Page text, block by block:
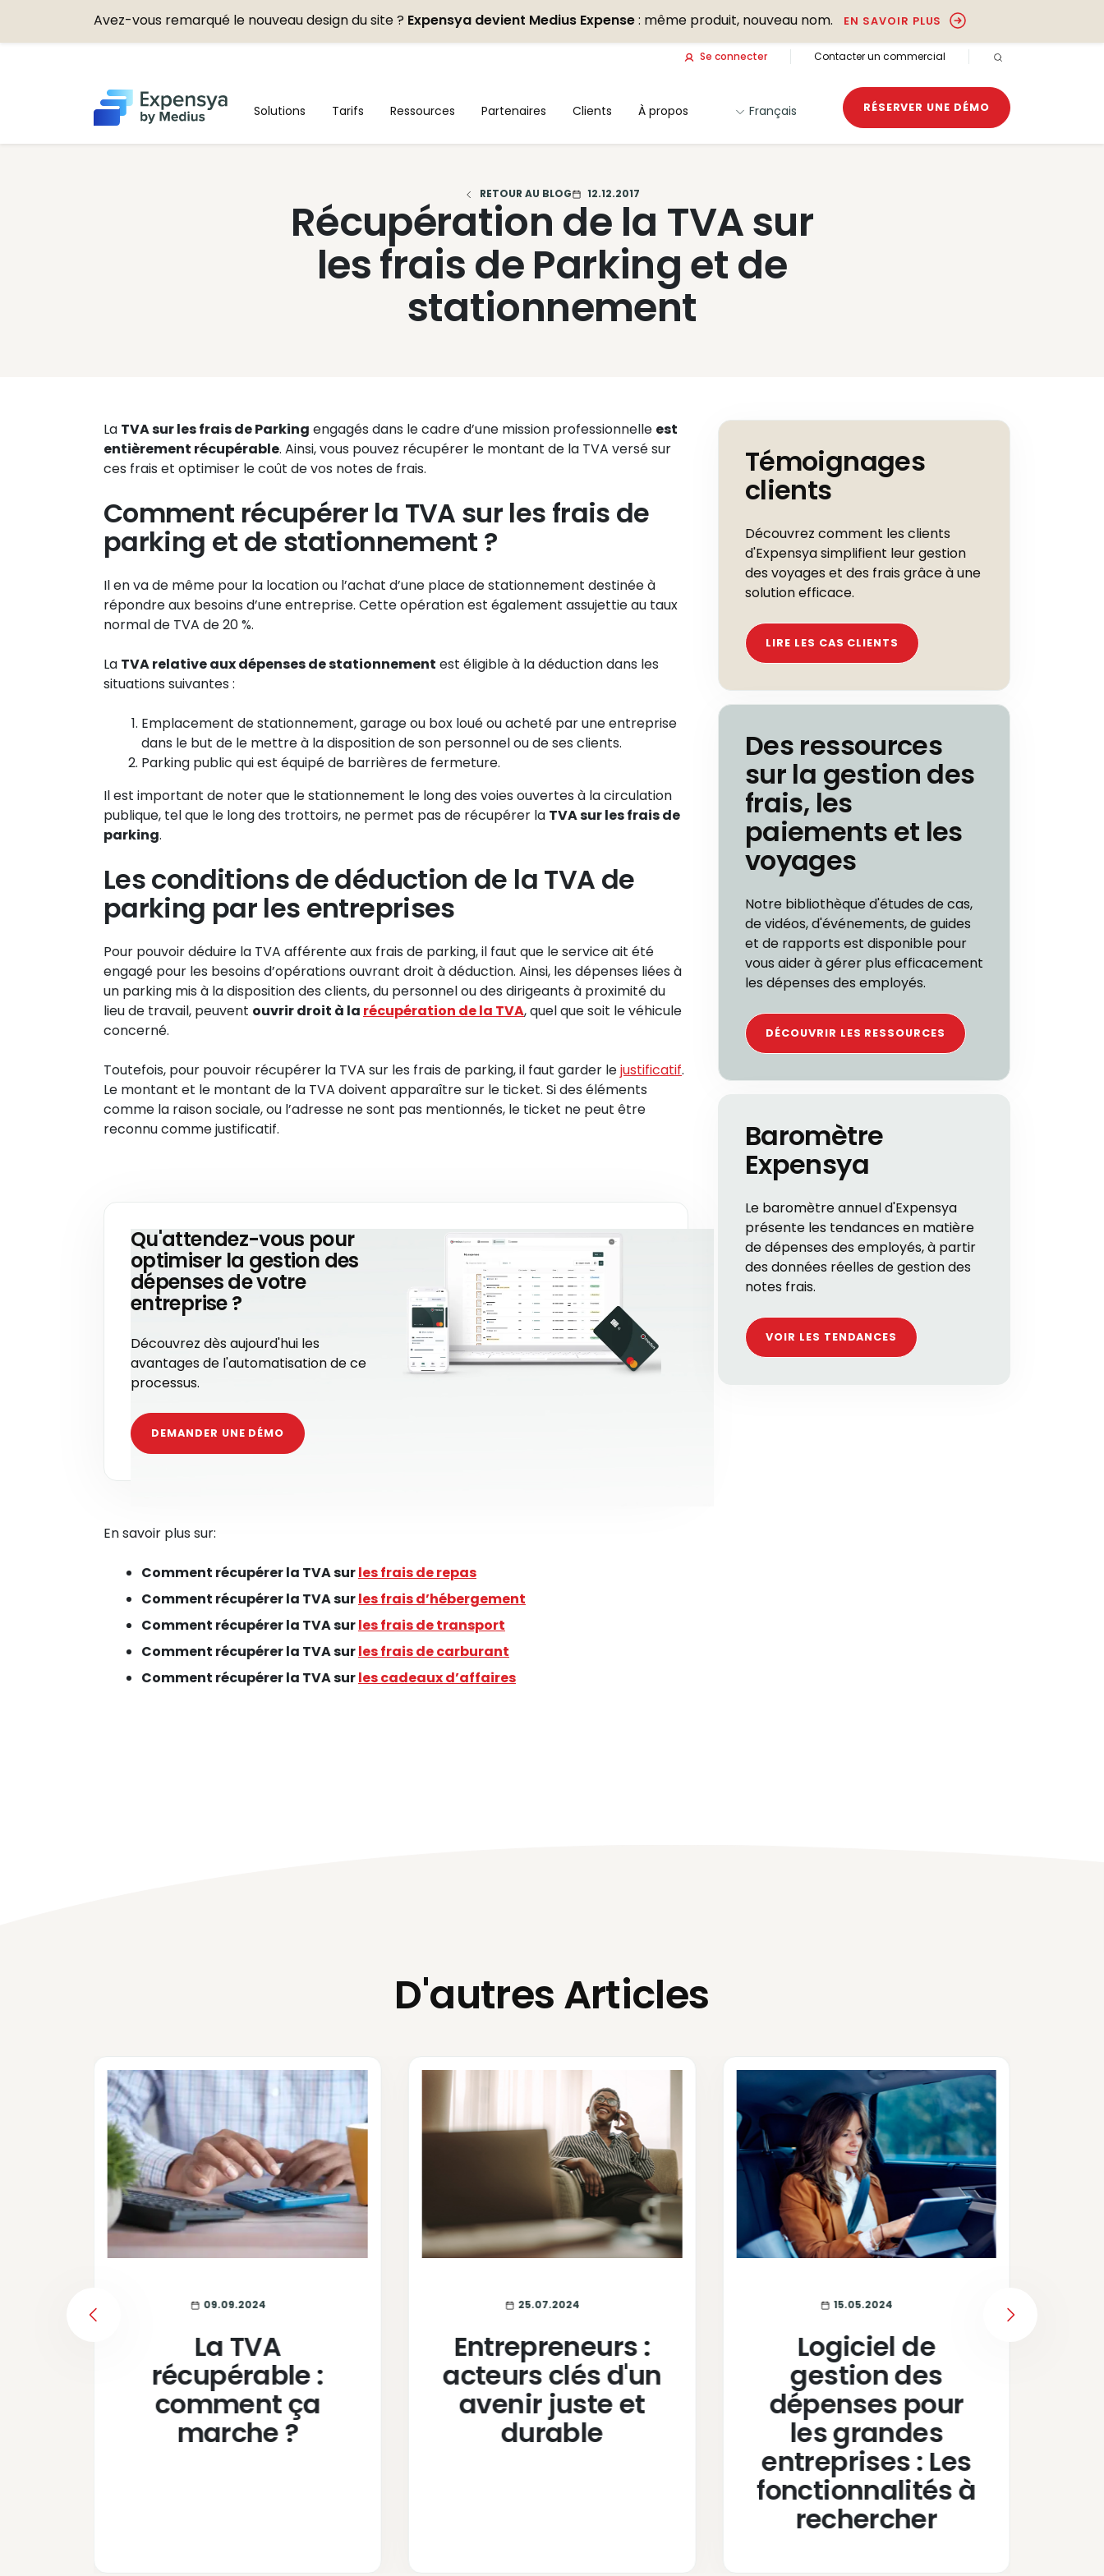
Avez-vous remarqué le nouveau design du site ? Expensya devient Medius Expense: même produit, nouveau nom. EN SAVOIR PLUS
Se connecter
Contacter un commercial
Expensya
Solutions Tarifs Ressources Partenaires Clients À propos Français RÉSERVER UNE DÉMO
RETOUR AU BLOG 12.12.2017
Récupération de la TVA sur
les frais de Parking et de
stationnement
La TVA sur les frais de Parking engagés dans le cadre d’une mission professionnelle est
entièrement récupérable. Ainsi, vous pouvez récupérer le montant de la TVA versé sur
ces frais et optimiser le coût de vos notes de frais.
Comment récupérer la TVA sur les frais de
parking et de stationnement ?
Il en va de même pour la location ou l’achat d’une place de stationnement destinée à
répondre aux besoins d’une entreprise. Cette opération est également assujettie au taux
normal de TVA de 20 %.
La TVA relative aux dépenses de stationnement est éligible à la déduction dans les
situations suivantes :
Emplacement de stationnement, garage ou box loué ou acheté par une entreprise
dans le but de le mettre à la disposition de son personnel ou de ses clients.
Parking public qui est équipé de barrières de fermeture.
Il est important de noter que le stationnement le long des voies ouvertes à la circulation
publique, tel que le long des trottoirs, ne permet pas de récupérer la TVA sur les frais de
parking.
Les conditions de déduction de la TVA de
parking par les entreprises
Pour pouvoir déduire la TVA afférente aux frais de parking, il faut que le service ait été
engagé pour les besoins d’opérations ouvrant droit à déduction. Ainsi, les dépenses liées à
un parking mis à la disposition des clients, du personnel ou des dirigeants à proximité du
lieu de travail, peuvent ouvrir droit à la récupération de la TVA, quel que soit le véhicule
concerné.
Toutefois, pour pouvoir récupérer la TVA sur les frais de parking, il faut garder lejustificatif.
Le montant et le montant de la TVA doivent apparaître sur le ticket. Si des éléments
comme la raison sociale, ou l’adresse ne sont pas mentionnés, le ticket ne peut être
reconnu comme justificatif.
Qu'attendez-vous pour
optimiser la gestion des
dépenses de votre
entreprise ?
Découvrez dès aujourd'hui les
avantages de l'automatisation de ce
processus.
DEMANDER UNE DÉMO
En savoir plus sur:
Comment récupérer la TVA surles frais de repas
Comment récupérer la TVA surles frais d’hébergement
Comment récupérer la TVA surles frais de transport
Comment récupérer la TVA surles frais de carburant
Comment récupérer la TVA surles cadeaux d’affaires
Témoignages
clients
Découvrez comment les clients
d'Expensya simplifient leur gestion
des voyages et des frais grâce à une
solution efficace.
LIRE LES CAS CLIENTS
Des ressources
sur la gestion des
frais, les
paiements et les
voyages
Notre bibliothèque d'études de cas,
de vidéos, d'événements, de guides
et de rapports est disponible pour
vous aider à gérer plus efficacement
les dépenses des employés.
DÉCOUVRIR LES RESSOURCES
Baromètre
Expensya
Le baromètre annuel d'Expensya
présente les tendances en matière
de dépenses des employés, à partir
des données réelles de gestion des
notes frais.
VOIR LES TENDANCES
D'autres Articles
09.09.2024
La TVA
récupérable :
comment ça
marche ?
25.07.2024
Entrepreneurs :
acteurs clés d'un
avenir juste et
durable
15.05.2024
Logiciel de
gestion des
dépenses pour
les grandes
entreprises : Les
fonctionnalités à
rechercher
PREVIOUS NEXT